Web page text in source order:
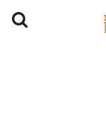
捷運： 中和線